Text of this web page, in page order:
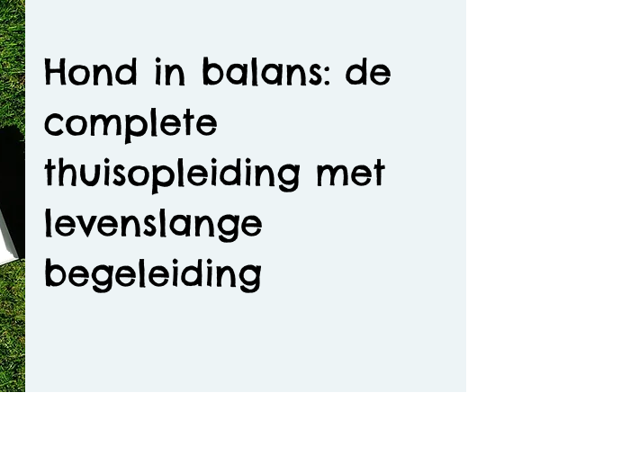
Hond in balans: de
complete
thuisopleiding met
levenslange
begeleiding